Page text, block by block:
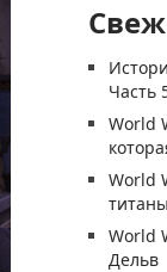
Часть
World
World
World
Дельв